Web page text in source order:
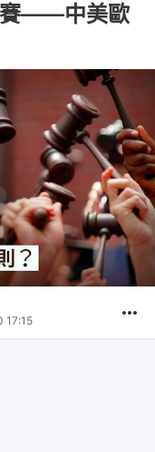
賽——中美歐
17:15